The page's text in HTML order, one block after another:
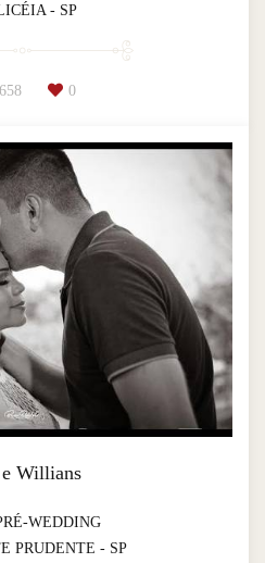
- SP
0
Willians
WEDDING
PRUDENTE - SP